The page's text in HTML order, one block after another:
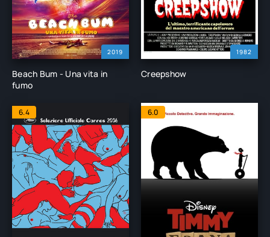
2019
Beach Bum - Una vita in
fumo
1982
Creepshow
6.4 6.0